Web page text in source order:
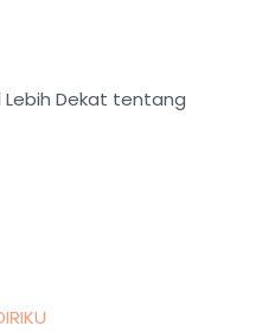
Lebih Dekat tentang